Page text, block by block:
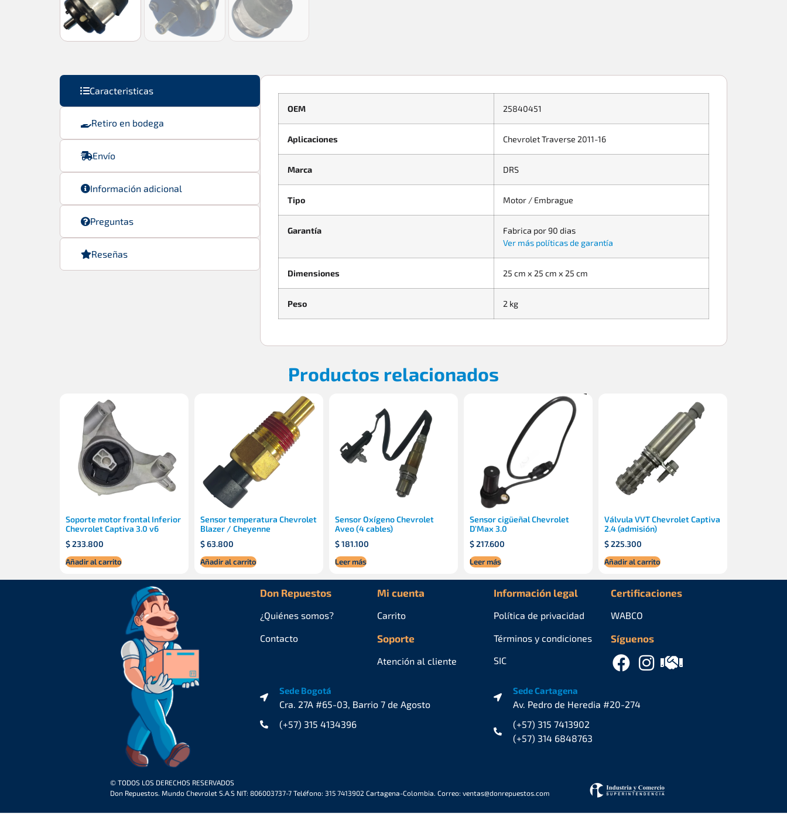
Caracteristicas
Retiro en bodega
Envío
Información adicional
Preguntas
Reseñas
OEM 25840451
Aplicaciones Chevrolet Traverse 2011-16
Marca DRS
Tipo Motor / Embrague
Garantía
Fabrica por 90 dias
Ver más políticas de garantía
Dimensiones 25 cm x 25 cm x 25 cm
Peso 2 kg
Productos relacionados
Soporte motor frontal Inferior
Chevrolet Captiva 3.0 v6
$233.800
Añadir al carrito
Sensor temperatura Chevrolet
Blazer / Cheyenne
$63.800
Añadir al carrito
Sensor Oxígeno Chevrolet
Aveo (4 cables)
$181.100
Leer más
Sensor cigüeñal Chevrolet
D’Max 3.0
$217.600
Leer más
Válvula VVT Chevrolet Captiva
2.4 (admisión)
$225.300
Añadir al carrito
Don Repuestos
¿Quiénes somos?
Contacto
Mi cuenta
Carrito
Soporte
Atención al cliente
Información legal
Política de privacidad
Términos y condiciones
SIC
Certificaciones
Síguenos
WABCO
Sede Bogotá
Cra. 27A #65-03, Barrio 7 de Agosto
(+57) 315 4134396
Sede Cartagena
Av. Pedro de Heredia #20-274
(+57) 315 7413902
(+57) 314 6848763
© TODOS LOS DERECHOS RESERVADOS
Don Repuestos. Mundo Chevrolet S.A.S NIT: 806003737-7 Teléfono: 315 7413902 Cartagena-Colombia. Correo: ventas@donrepuestos.com